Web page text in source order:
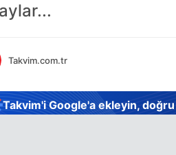
Takvim.com.tr
Takvim'i Google'a ekleyin,